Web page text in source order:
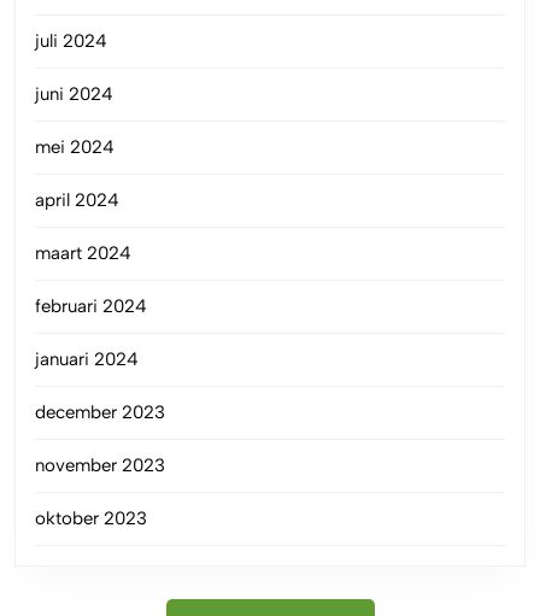
juli 2024
juni 2024
mei 2024
april 2024
maart 2024
februari 2024
januari 2024
december 2023
november 2023
oktober 2023